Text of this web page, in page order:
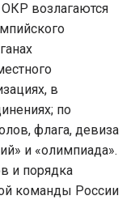
возлагаются
в
по
флага, девиза
и «олимпиада».
и порядка
команды России